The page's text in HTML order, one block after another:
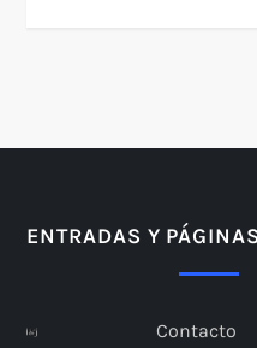
ENTRADAS Y
Contacto